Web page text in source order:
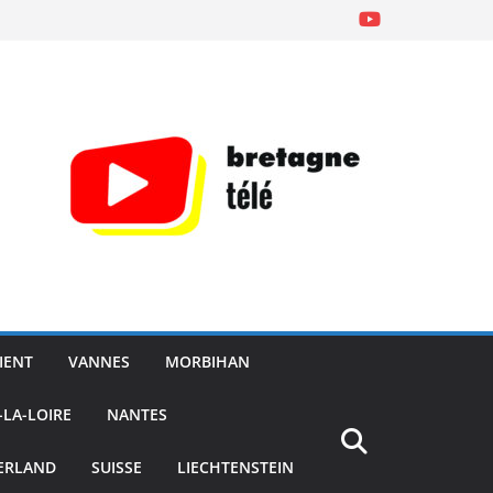
VANNES MORBIHAN
LOIRE NANTES
SUISSE LIECHTENSTEIN